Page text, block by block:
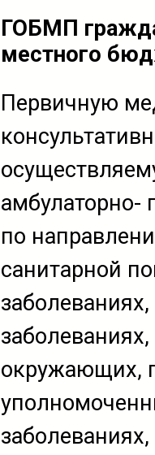
ГОБМП
местного
Первичную
амбулаторно-
по
санитарной
окружающих,